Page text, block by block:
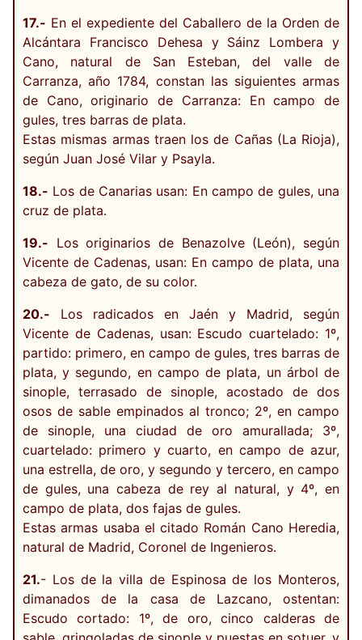
17.- En el expediente del Caballero de la Orden de
Alcántara Francisco Dehesa y Sáinz Lombera y
Cano, natural de San Esteban, del valle de
Carranza, año 1784, constan las siguientes armas
de Cano, originario de Carranza: En campo de
gules, tres barras de plata.
Estas mismas armas traen los de Cañas (La Rioja),
según Juan José Vilar y Psayla.
18.- Los de Canarias usan: En campo de gules, una
cruz de plata.
19.- Los originarios de Benazolve (León), según
Vicente de Cadenas, usan: En campo de plata, una
cabeza de gato, de su color.
20.- Los radicados en Jaén y Madrid, según
Vicente de Cadenas, usan: Escudo cuartelado: 1º,
partido: primero, en campo de gules, tres barras de
plata, y segundo, en campo de plata, un árbol de
sinople, terrasado de sinople, acostado de dos
osos de sable empinados al tronco; 2º, en campo
de sinople, una ciudad de oro amurallada; 3º,
cuartelado: primero y cuarto, en campo de azur,
una estrella, de oro, y segundo y tercero, en campo
de gules, una cabeza de rey al natural, y 4º, en
campo de plata, dos fajas de gules.
Estas armas usaba el citado Román Cano Heredia,
natural de Madrid, Coronel de Ingenieros.
21.- Los de la villa de Espinosa de los Monteros,
dimanados de la casa de Lazcano, ostentan:
Escudo cortado: 1º, de oro, cinco calderas de